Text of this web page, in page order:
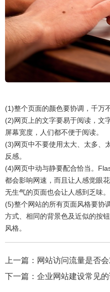
(1)整个页面的颜色要协调，千万
(2)网页上的文字要易于阅读，文
屏幕宽度，人们都不便于阅读。
(3)网页中不要使用太大、太多、
反感。
(4)网页中动与静要配合恰当。
都会影响网速，而且让人感觉眼
无生气的页面也会让人感到乏味。
(5)整个网站的所有页面风格要协
方式、相同的背景色及近似的按
风格。
上一篇： 网站访问流量是否
下一篇： 企业网站建设常见